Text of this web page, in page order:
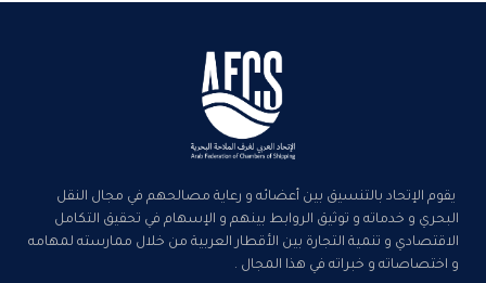
يقوم الإتحاد بالتنسيق بين أعضائه و رعاية مصالحهم في مجال النقل
البحري و خدماته و توثيق الروابط بينهم و الإسهام في تحقيق التكامل
الاقتصادي و تنمية التجارة بين الأقطار العربية من خلال ممارسته لمهامه
و اختصاصاته و خبراته في هذا المجال .